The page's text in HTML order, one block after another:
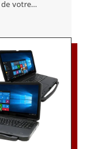
votre
terrain, votre
des éléments
niveaux élevés
portable de
définit les
doivent